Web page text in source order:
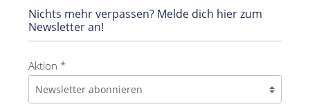
Nichts mehr verpassen? Melde dich hier zum
Newsletter an!
Aktion *